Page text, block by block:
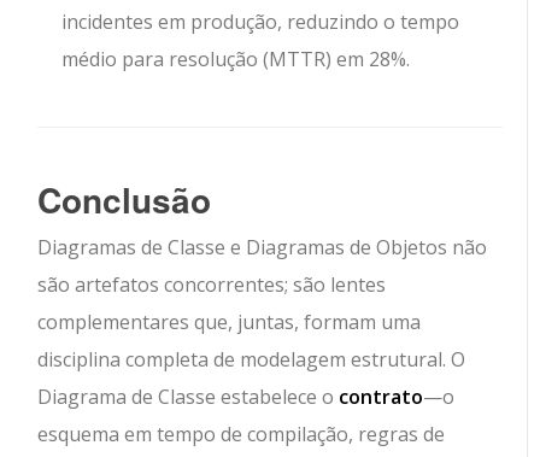
incidentes em produção, reduzindo o tempo
médio para resolução (MTTR) em 28%.
Conclusão
Diagramas de Classe e Diagramas de Objetos não
são artefatos concorrentes; são lentes
complementares que, juntas, formam uma
disciplina completa de modelagem estrutural. O
Diagrama de Classe estabelece o contrato—o
esquema em tempo de compilação, regras de